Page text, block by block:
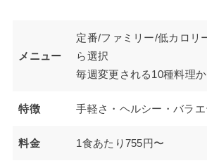
メニュー
定番/ファミリー/低カロリ
ら選択
毎週変更される10種料理
特徴 手軽さ・ヘルシー・バラ
料金 1食あたり755円〜